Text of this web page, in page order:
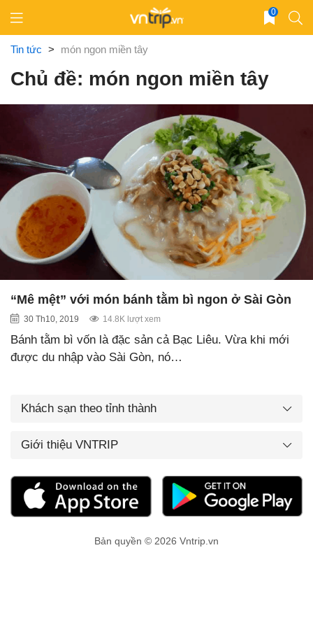
content
0
Tin tức > món ngon miền tây
Chủ đề: món ngon miền tây
“Mê mệt” với món bánh tằm bì ngon ở Sài Gòn
30 Th10, 2019 14.8K lượt xem
Bánh tằm bì vốn là đặc sản cả Bạc Liêu. Vừa khi mới
được du nhập vào Sài Gòn, nó…
Khách sạn theo tỉnh thành
Giới thiệu VNTRIP
Bản quyền © 2026 Vntrip.vn